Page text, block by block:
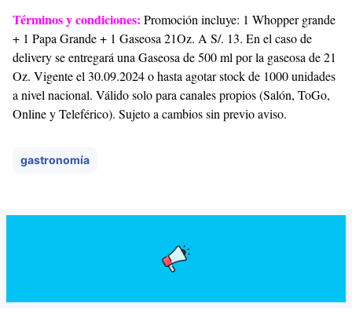
Términos y condiciones: Promoción incluye: 1 Whopper grande
+ 1 Papa Grande + 1 Gaseosa 21Oz. A S/. 13. En el caso de
delivery se entregará una Gaseosa de 500 ml por la gaseosa de 21
Oz. Vigente el 30.09.2024 o hasta agotar stock de 1000 unidades
a nivel nacional. Válido solo para canales propios (Salón, ToGo,
Online y Teleférico). Sujeto a cambios sin previo aviso.
gastronomía